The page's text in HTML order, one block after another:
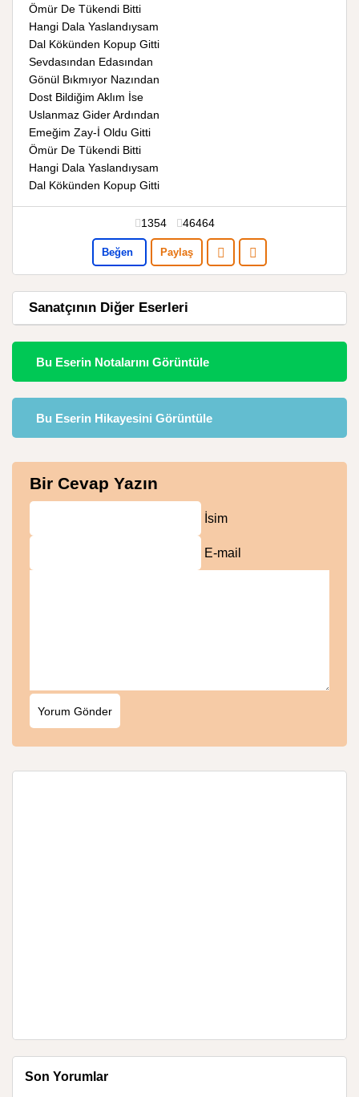
Ömür De Tükendi Bitti
Hangi Dala Yaslandıysam
Dal Kökünden Kopup Gitti
Sevdasından Edasından
Gönül Bıkmıyor Nazından
Dost Bildiğim Aklım İse
Uslanmaz Gider Ardından
Emeğim Zay-İ Oldu Gitti
Ömür De Tükendi Bitti
Hangi Dala Yaslandıysam
Dal Kökünden Kopup Gitti
1354 46464
Beğen Paylaş
Sanatçının Diğer Eserleri
Bu Eserin Notalarını Görüntüle
Bu Eserin Hikayesini Görüntüle
Bir Cevap Yazın
İsim
E-mail
Son Yorumlar